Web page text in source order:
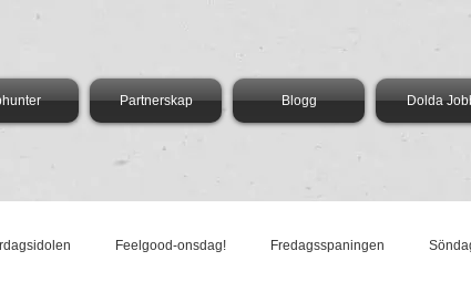
Partnerskap Blogg Dolda
Feelgood-onsdag! Fredagsspaningen